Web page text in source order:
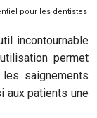
pour les dentistes
incontournable
permet
saignements
aux patients une